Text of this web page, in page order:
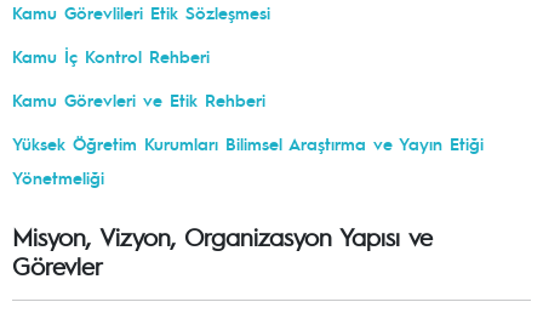
Kamu Görevlileri Etik Sözleşmesi
Kamu İç Kontrol Rehberi
Kamu Görevleri ve Etik Rehberi
Yüksek Öğretim Kurumları Bilimsel Araştırma ve Yayın Etiği
Yönetmeliği
Misyon, Vizyon, Organizasyon Yapısı ve
Görevler